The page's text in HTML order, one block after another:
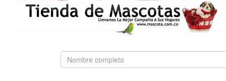
Use palabras clave para encontrar el producto que
busca.
Búsqueda Avanzada
SUGERIDO